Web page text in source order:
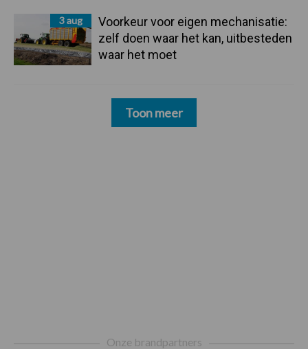
3 aug
Voorkeur voor eigen mechanisatie:
zelf doen waar het kan, uitbesteden
waar het moet
Toon meer
Onze brandpartners